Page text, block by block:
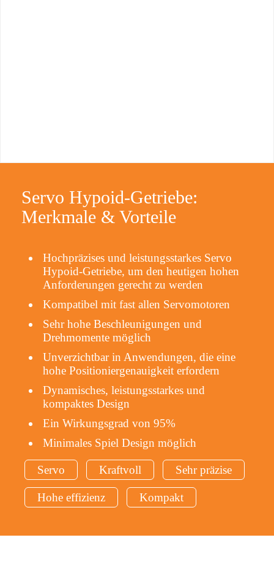
Servo Hypoid-Getriebe:
Merkmale & Vorteile
Hochpräzises und leistungsstarkes Servo
Hypoid-Getriebe, um den heutigen hohen
Anforderungen gerecht zu werden
Kompatibel mit fast allen Servomotoren
Sehr hohe Beschleunigungen und
Drehmomente möglich
Unverzichtbar in Anwendungen, die eine
hohe Positioniergenauigkeit erfordern
Dynamisches, leistungsstarkes und
kompaktes Design
Ein Wirkungsgrad von 95%
Minimales Spiel Design möglich
Servo Kraftvoll Sehr präzise
Hohe effizienz Kompakt